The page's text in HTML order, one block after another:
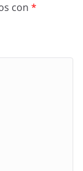
con *